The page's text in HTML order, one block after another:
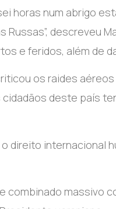
horas num abrigo
descreveu
e feridos, além de
os raides
deste país
direito internacional
combinado massivo